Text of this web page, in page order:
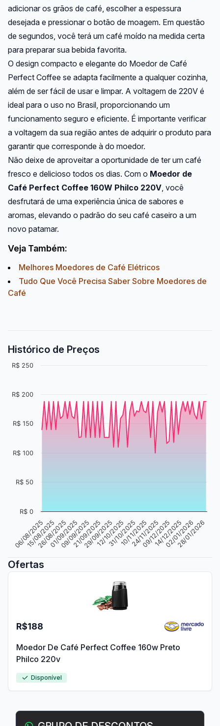
adicionar os grãos de café, escolher a espessura
desejada e pressionar o botão de moagem. Em questão
de segundos, você terá um café moído na medida certa
para preparar sua bebida favorita.
O design compacto e elegante do Moedor de Café
Perfect Coffee se adapta facilmente a qualquer cozinha,
além de ser fácil de usar e limpar. A voltagem de 220V é
ideal para o uso no Brasil, proporcionando um
funcionamento seguro e eficiente. É importante verificar
a voltagem da sua região antes de adquirir o produto para
garantir que corresponde à do moedor.
Não deixe de aproveitar a oportunidade de ter um café
fresco e delicioso todos os dias. Com o Moedor de
Café Perfect Coffee 160W Philco 220V, você
desfrutará de uma experiência única de sabores e
aromas, elevando o padrão do seu café caseiro a um
novo patamar.
Veja Também:
Melhores Moedores de Café Elétricos
Tudo Que Você Precisa Saber Sobre Moedores de
Café
Histórico de Preços
06/08/2025
15/08/2025
26/08/2025
01/09/2025
09/09/2025
21/09/2025
29/09/2025
12/10/2025
31/10/2025
10/11/2025
24/11/2025
09/12/2025
14/12/2025
02/01/2026
28/01/2026
R$ 0
R$ 50
R$ 100
R$ 150
R$ 200
R$ 250
Ofertas
R$188
Moedor De Café Perfect Coffee 160w Preto
Philco 220v
Disponível